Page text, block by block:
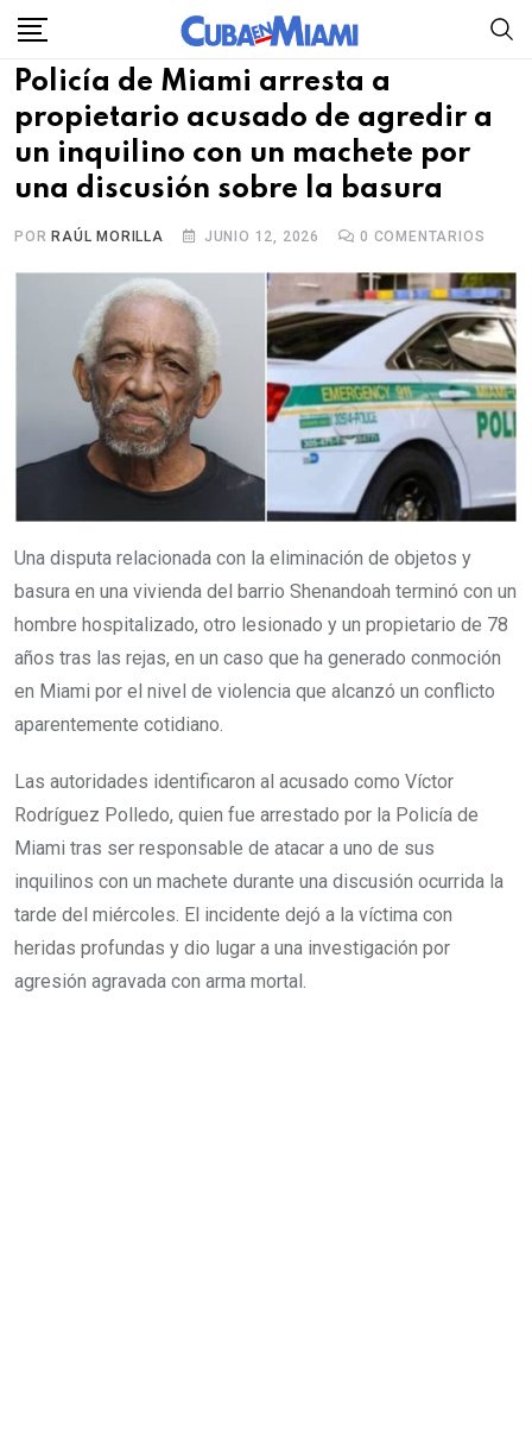
Skip
content
Policía de Miami arresta a
propietario acusado de agredir a
un inquilino con un machete por
una discusión sobre la basura
POR RAÚL MORILLA JUNIO 12, 2026 0 COMENTARIOS
Una disputa relacionada con la eliminación de objetos y
basura en una vivienda del barrio Shenandoah terminó con un
hombre hospitalizado, otro lesionado y un propietario de 78
años tras las rejas, en un caso que ha generado conmoción
en Miami por el nivel de violencia que alcanzó un conflicto
aparentemente cotidiano.
Las autoridades identificaron al acusado como Víctor
Rodríguez Polledo, quien fue arrestado por la Policía de
Miami tras ser responsable de atacar a uno de sus
inquilinos con un machete durante una discusión ocurrida la
tarde del miércoles. El incidente dejó a la víctima con
heridas profundas y dio lugar a una investigación por
agresión agravada con arma mortal.